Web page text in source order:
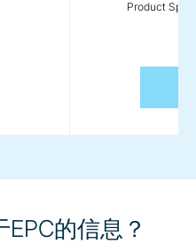
PRESSURE COMPENSATION
Product
的信息？